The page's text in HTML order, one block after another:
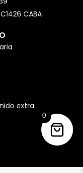
CABA
extra
0